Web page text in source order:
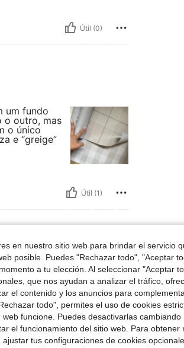
Útil (0)
um fundo
o outro, mas
o único
e “greige”
Útil (1)
en nuestro sitio web para brindar el servicio
posible. Puedes "Rechazar todo", "Aceptar
a tu elección. Al seleccionar "Aceptar
que nos ayudan a analizar el tráfico,
el contenido y los anuncios para
todo", permites el uso de cookies
funcione. Puedes desactivarlas cambiando
el funcionamiento del sitio web. Para obtener
tus configuraciones de cookies